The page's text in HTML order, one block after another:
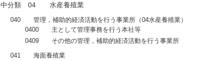
中分類 04 水産養殖業
040 管理，補助的経済活動を行う事業所（04水産養殖業）
0400 主として管理事務を行う本社等
0409 その他の管理，補助的経済活動を行う事業所
041 海面養殖業